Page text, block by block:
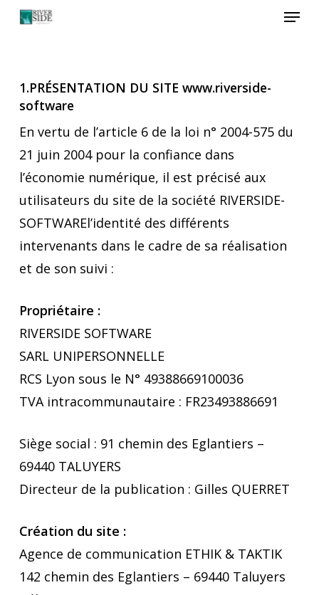
Skip
content
Menu
1.PRÉSENTATION DU SITE www.riverside-
software
En vertu de l’article 6 de la loi n° 2004-575 du
21 juin 2004 pour la confiance dans
l’économie numérique, il est précisé aux
utilisateurs du site de la société RIVERSIDE-
SOFTWAREl’identité des différents
intervenants dans le cadre de sa réalisation
et de son suivi :
Propriétaire :
RIVERSIDE SOFTWARE
SARL UNIPERSONNELLE
RCS Lyon sous le N° 49388669100036
TVA intracommunautaire : FR23493886691
Siège social : 91 chemin des Eglantiers –
69440 TALUYERS
Directeur de la publication : Gilles QUERRET
Création du site :
Agence de communication ETHIK & TAKTIK
142 chemin des Eglantiers – 69440 Taluyers